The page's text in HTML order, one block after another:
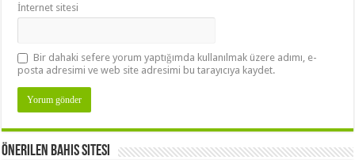
İnternet sitesi
Bir dahaki sefere yorum yaptığımda kullanılmak üzere adımı, e-
posta adresimi ve web site adresimi bu tarayıcıya kaydet.
Önerilen Bahis Sitesi